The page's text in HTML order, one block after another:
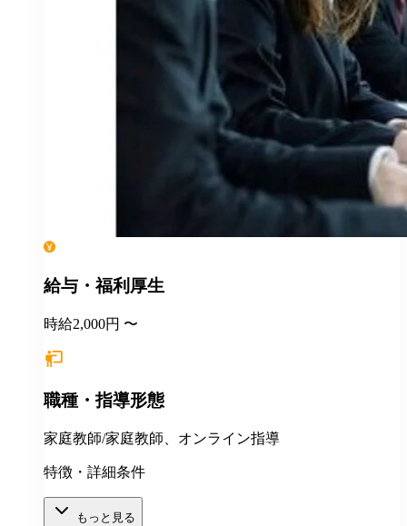
給与・福利厚生
時給2,000円 〜
職種・指導形態
家庭教師/家庭教師、オンライン指導
特徴・詳細条件
もっと見る